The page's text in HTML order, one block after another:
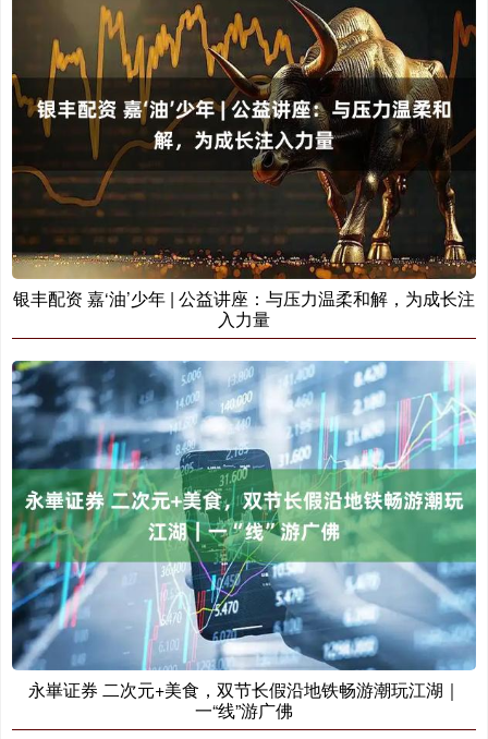
银丰配资 嘉‘油’少年 | 公益讲座：与压力温柔和解，为成长注
入力量
永崋证券 二次元+美食，双节长假沿地铁畅游潮玩江湖｜
一“线”游广佛